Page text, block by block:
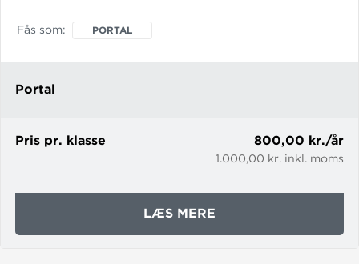
Tankerne bag portalen er en fleksibel
Fås som PORTAL
Portal
Pris pr. klasse 800,00 kr./år
1.000,00 kr. inkl. moms
LÆS MERE
IDRÆT1-